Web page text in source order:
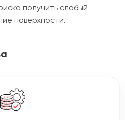
получить слабый
поверхности.